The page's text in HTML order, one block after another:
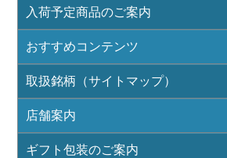
入荷予定商品のご案内
おすすめコンテンツ
取扱銘柄（サイトマップ）
店舗案内
ギフト包装のご案内